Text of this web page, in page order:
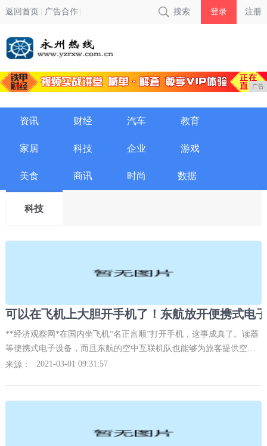
返回首页 广告合作 搜索 登录 注册
广告
资讯 财经 汽车 教育
家居 科技 企业 游戏
美食 商讯 时尚 数据
科技
**经济观察网*在国内坐飞机“名正言顺”打开手机，这事成真了。读器
等便携式电子设备，而且东航的空中互联机队也能够为旅客提供空中
上网服务。
来源： 2021-03-01 09:31:57